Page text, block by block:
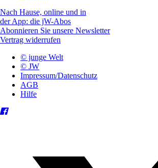
Nach Hause, online und in
der App: die jW-Abos
Abonnieren Sie unsere Newsletter
Vertrag widerrufen
© junge Welt
© JW
Impressum/Datenschutz
AGB
Hilfe